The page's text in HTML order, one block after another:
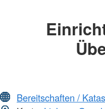
Bereitschaften /